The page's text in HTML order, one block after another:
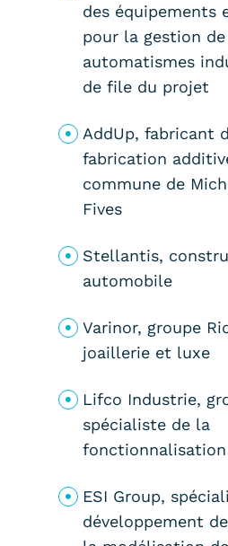
des équipements
pour la gestion de
automatismes
de file du projet
AddUp, fabricant
fabrication
commune de
Fives
Stellantis,
automobile
Varinor, groupe
joaillerie et luxe
Lifco Industrie,
spécialiste de la
ESI Group,
développement